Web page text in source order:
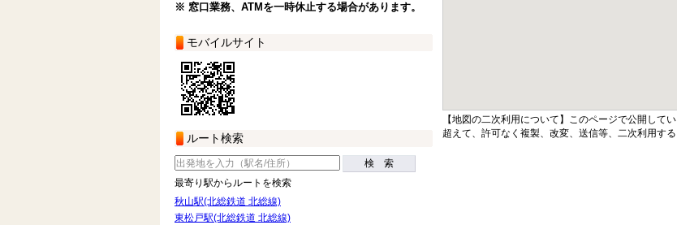
※ 窓口業務、ATMを一時休止する場合があります。
モバイルサイト
ルート検索
検 索
最寄り駅からルートを検索
秋山駅(北総鉄道 北総線)
東松戸駅(北総鉄道 北総線)
【地図の二次利用について】このページで公開して
超えて、許可なく複製、改変、送信等、二次利用す